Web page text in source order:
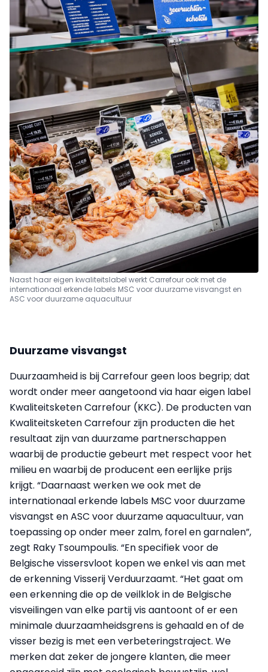
Naast haar eigen kwaliteitslabel werkt Carrefour ook met de
internationaal erkende labels MSC voor duurzame visvangst en
ASC voor duurzame aquacultuur
Duurzame visvangst
Duurzaamheid is bij Carrefour geen loos begrip; dat
wordt onder meer aangetoond via haar eigen label
Kwaliteitsketen Carrefour (KKC). De producten van
Kwaliteitsketen Carrefour zijn producten die het
resultaat zijn van duurzame partnerschappen
waarbij de productie gebeurt met respect voor het
milieu en waarbij de producent een eerlijke prijs
krijgt. “Daarnaast werken we ook met de
internationaal erkende labels MSC voor duurzame
visvangst en ASC voor duurzame aquacultuur, van
toepassing op onder meer zalm, forel en garnalen”,
zegt Raky Tsoumpoulis. “En specifiek voor de
Belgische vissersvloot kopen we enkel vis aan met
de erkenning Visserij Verduurzaamt. “Het gaat om
een erkenning die op de veilklok in de Belgische
visveilingen van elke partij vis aantoont of er een
minimale duurzaamheidsgrens is gehaald en of de
visser bezig is met een verbeteringstraject. We
merken dat zeker de jongere klanten, die meer